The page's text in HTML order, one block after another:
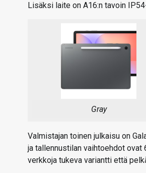
Lisäksi laite on A16:n tavoin
Gray
Valmistajan toinen julkaisu on
ja tallennustilan vaihtoehdot ovat
verkkoja tukeva variantti että